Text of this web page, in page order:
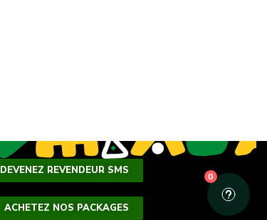
DEVENEZ REVENDEUR SMS
ACHETEZ NOS PACKAGES
NEWSLETTER
0